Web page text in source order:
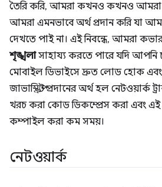
তৈরি করি, আমরা কখনও কখনও আমরা
আমরা এমনভাবে অর্থ প্রদান করি যা
দেখতে পাই না। এই নিবন্ধে, আমরা
শৃঙ্খলাসাহায্য করতে পারে যদি আপনি
মোবাইল ডিভাইসে দ্রুত লোড হোক এবং
জাভাস্ক্রিপ্ট প্রদানের অর্থ হল নেটওয়ার্ক
খরচ করা কোড ডিকম্প্রেস করা এবং এই
কম্পাইল করা কম সময়।
নেটওয়ার্ক